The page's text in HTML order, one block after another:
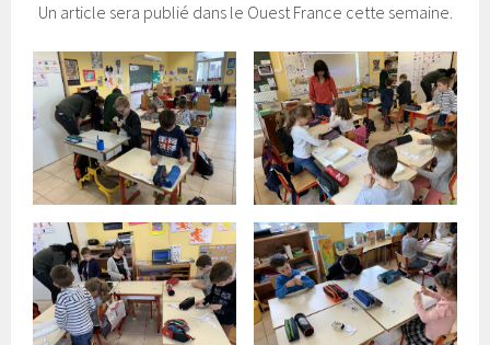
Un article sera publié dans le Ouest France cette semaine.